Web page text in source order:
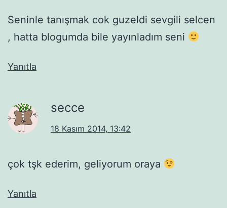
Seninle tanışmak cok guzeldi sevgili selcen
, hatta blogumda bile yayınladım seni
Yanıtla
secce
18 Kasım 2014, 13:42
çok tşk ederim, geliyorum oraya
Yanıtla